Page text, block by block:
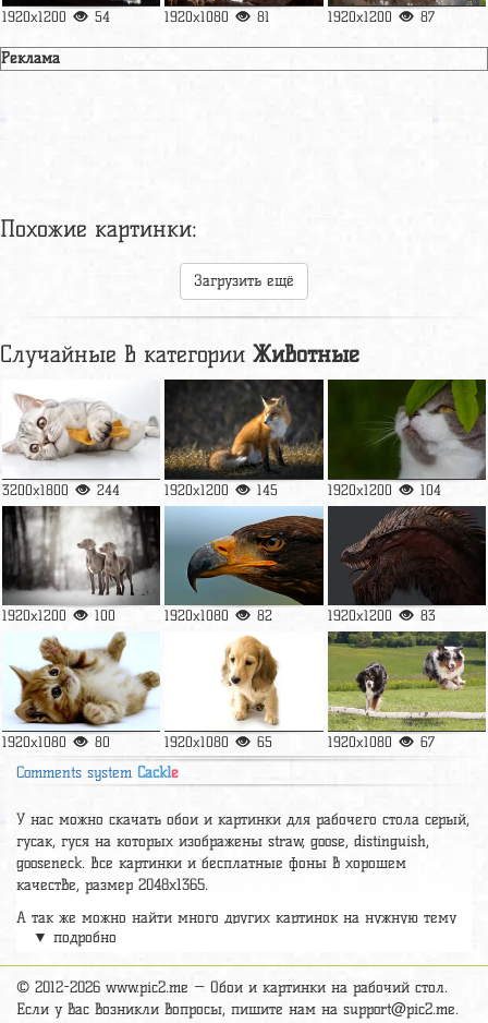
1920x1200 54 1920x1080 81 1920x1200 87
Реклама
Похожие картинки:
Загрузить ещё
Случайные в категории Животные
3200x1800 244 1920x1200 145 1920x1200 104
1920x1200 100 1920x1080 82 1920x1200 83
1920x1080 80 1920x1080 65 1920x1080 67
Comments system Cackle
У нас можно скачать обои и картинки для рабочего стола серый,
гусак, гуся на которых изображены straw, goose, distinguish,
gooseneck. Все картинки и бесплатные фоны в хорошем
качестве, размер 2048x1365.
А так же можно найти много других картинок на нужную тему
разделобои Животные
большое количество красивых широкоформатных картинок, фото
и обоев хорошего hd качества бесплатно и на телефон.
▼ подробно
© 2012-2026 www.pic2.me — Обои и картинки на рабочий стол.
Если у вас возникли вопросы, пишите нам на support@pic2.me.